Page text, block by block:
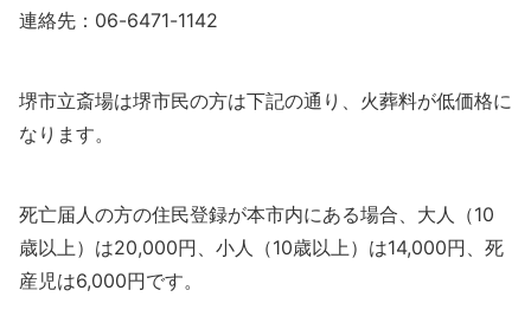
連絡先：06-6471-1142
堺市立斎場は堺市民の方は下記の通り、火葬料が低価格に
なります。
死亡届人の方の住民登録が本市内にある場合、大人（10
歳以上）は20,000円、小人（10歳以上）は14,000円、死
産児は6,000円です。